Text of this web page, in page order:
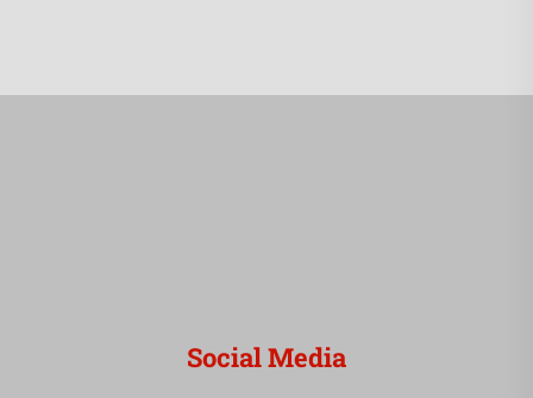
Social Media